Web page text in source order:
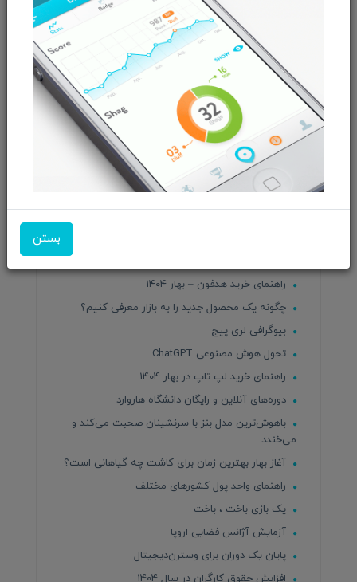
بستن
معرفی مانیتورهای MSI ؛ از گیمینگ تا حرفه‌ای
چگونه هوش مصنوعی می‌تواند دنیای ما را تغییر
دهد: آشنایی با ChatGPT، دستیار دیجیتال برای هر
کاربر
10 کاری که باید بلافاصله بعد از خرید گوشی جدید
آینده انرژی‌های تجدیدپذیر در ایران: ضرورت، مزایا و
راهکارها
سریع‌ترین حافظه SSD PCIe 5 دنیا
معرفی روستاهای حوالی پایتخت برای طبیعت‌گردی
راهنمای خرید هدفون – بهار ۱۴۰۴
چگونه یک محصول جدید را به بازار معرفی کنیم؟
بیوگرافی لری پیج
تحول هوش مصنوعی ChatGPT
راهنمای خرید لپ تاپ در بهار 1404
دوره‌های آنلاین و رایگان دانشگاه هاروارد
باهوش‌ترین مدل بنز با سرنشینان صحبت می‌کند و
می‌خندد
آغاز بهار بهترین زمان برای کاشت چه گیاهانی است؟
راهنمای واحد پول کشورهای مختلف
یک بازی باخت ، باخت
آزمایش آژانس فضایی اروپا
پایان یک دوران برای وسترن‌دیجیتال
افزایش حقوق کارگران در سال 1404